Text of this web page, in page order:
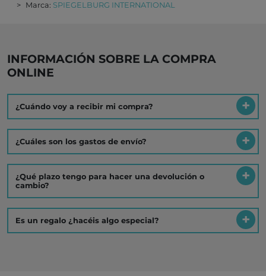
Marca: SPIEGELBURG INTERNATIONAL
INFORMACIÓN SOBRE LA COMPRA
ONLINE
¿Cuándo voy a recibir mi compra?
¿Cuáles son los gastos de envío?
¿Qué plazo tengo para hacer una devolución o
cambio?
Es un regalo ¿hacéis algo especial?